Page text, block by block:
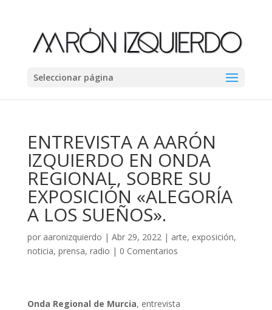
Seleccionar página
ENTREVISTA A AARÓN
IZQUIERDO EN ONDA
REGIONAL, SOBRE SU
EXPOSICIÓN «ALEGORÍA
A LOS SUEÑOS».
por aaronizquierdo | Abr 29, 2022| arte, exposición,
noticia, prensa, radio | 0 Comentarios
Onda Regional de Murcia, entrevista